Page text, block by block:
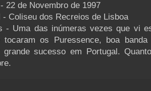
22 de Novembro de 1997
- Coliseu dos Recreios de Lisboa
- Uma das inúmeras vezes que vi
tocaram os Puressence, boa
grande sucesso em Portugal.